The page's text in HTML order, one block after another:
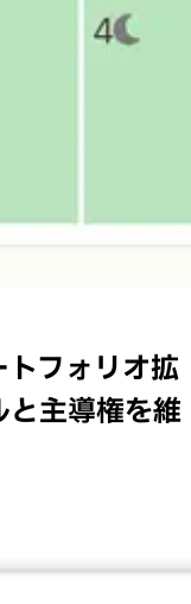
フォリオ拡
主導権を維